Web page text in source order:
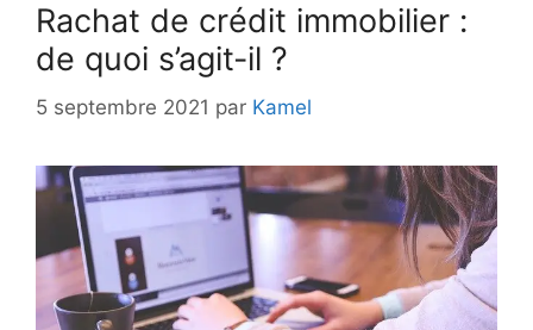
Rachat de crédit immobilier :
de quoi s’agit-il ?
5 septembre 2021 par Kamel